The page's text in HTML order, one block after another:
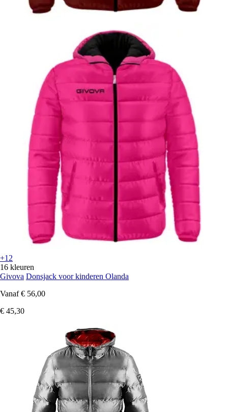
+12
16 kleuren
Givova Donsjack voor kinderen Olanda
Vanaf € 56,00
€ 45,30